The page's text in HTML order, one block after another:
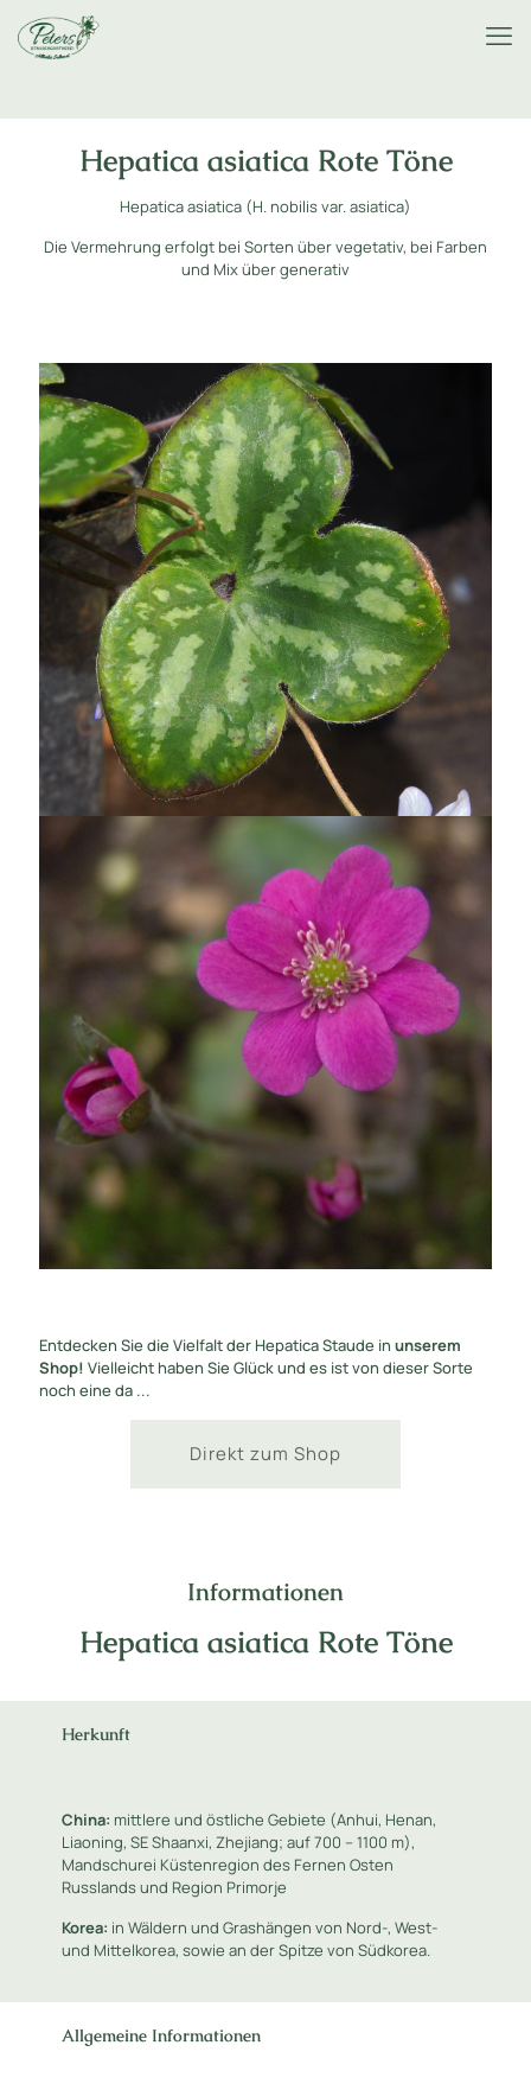
Hepatica asiatica Rote Töne
Hepatica asiatica (H. nobilis var. asiatica)
Die Vermehrung erfolgt bei Sorten über vegetativ, bei Farben
und Mix über generativ
Entdecken Sie die Vielfalt der Hepatica Staude in unserem
Shop! Vielleicht haben Sie Glück und es ist von dieser Sorte
noch eine da ...
Direkt zum Shop
Informationen
Hepatica asiatica Rote Töne
Herkunft
China: mittlere und östliche Gebiete (Anhui, Henan,
Liaoning, SE Shaanxi, Zhejiang; auf 700 – 1100 m),
Mandschurei Küstenregion des Fernen Osten
Russlands und Region Primorje
Korea: in Wäldern und Grashängen von Nord-, West-
und Mittelkorea, sowie an der Spitze von Südkorea.
Allgemeine Informationen